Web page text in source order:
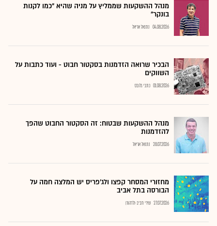
מנהל ההשקעות שממליץ על מניה שהיא "כמו לקנות
בונקר"
04.08.2026 נתנאל אריאל
הבכיר שרואה הזדמנות בסקטור חבוט - ועוד כתבות על
השווקים
01.08.2026 כתבי גלובס
מנהל ההשקעות שבטוח: זה הסקטור החבוט שהפך
להזדמנות
28.07.2026 נתנאל אריאל
מחזורי המסחר קפצו ולג'פריס יש המלצה חמה על
הבורסה בתל אביב
27.07.2026 שירי חביב-ולדהורן